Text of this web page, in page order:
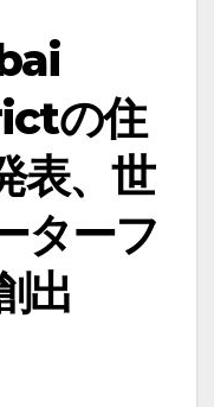
の住
表、世
ターフ
出